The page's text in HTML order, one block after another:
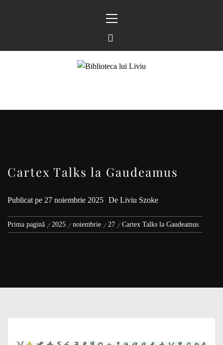
principal
LIVIU
Cartex Talks la Gaudeamus
Publicat pe 27 noiembrie 2025 De Liviu Szoke
Prima pagină 2025 noiembrie 27 Cartex Talks la Gaudeamus